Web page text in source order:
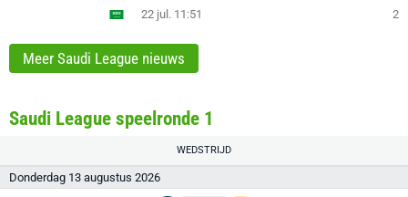
22 jul. 11:51 2
Meer Saudi League nieuws
Saudi League speelronde 1
WEDSTRIJD
Donderdag 13 augustus 2026